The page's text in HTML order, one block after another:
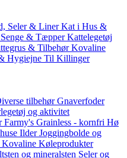
Seler & Liner Kat i Hus &
& Tæpper Kattelegetøj
& Tilbehør Kovaline
Hygiejne Til Killinger
tilbehør Gnaverfoder
og aktivitet
Farmy's Grainless - kornfri Hø
Ilder Joggingbolde og
Kovaline Køleprodukter
og mineralsten Seler og